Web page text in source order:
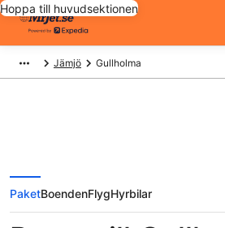
Hoppa till huvudsektionen
Jämjö Gullholma
PaketBoendenFlygHyrbilar